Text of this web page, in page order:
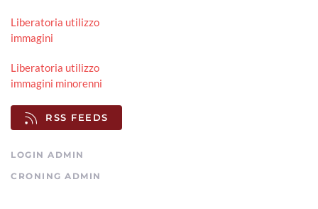
Liberatoria utilizzo
immagini
Liberatoria utilizzo
immagini minorenni
RSS FEEDS
LOGIN ADMIN
CRONING ADMIN